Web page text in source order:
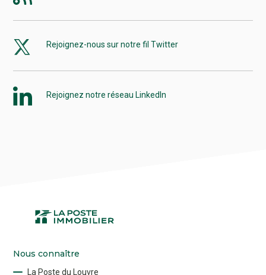
Rejoignez-nous sur notre fil Twitter
Rejoignez notre réseau LinkedIn
Nous connaître
La Poste du Louvre